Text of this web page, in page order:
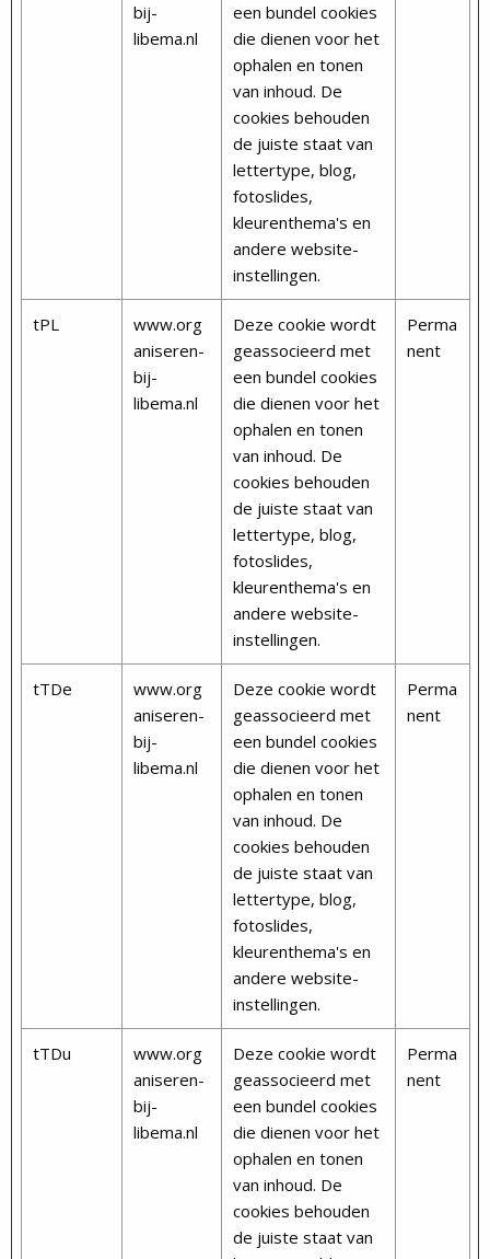
bij-
libema.nl
een bundel cookies
die dienen voor het
ophalen en tonen
van inhoud. De
cookies behouden
de juiste staat van
lettertype, blog,
fotoslides,
kleurenthema's en
andere website-
instellingen.
tPL
www.org
aniseren-
bij-
libema.nl
Deze cookie wordt
geassocieerd met
een bundel cookies
die dienen voor het
ophalen en tonen
van inhoud. De
cookies behouden
de juiste staat van
lettertype, blog,
fotoslides,
kleurenthema's en
andere website-
instellingen.
Perma
nent
tTDe
www.org
aniseren-
bij-
libema.nl
Deze cookie wordt
geassocieerd met
een bundel cookies
die dienen voor het
ophalen en tonen
van inhoud. De
cookies behouden
de juiste staat van
lettertype, blog,
fotoslides,
kleurenthema's en
andere website-
instellingen.
Perma
nent
tTDu
www.org
aniseren-
bij-
libema.nl
Deze cookie wordt
geassocieerd met
een bundel cookies
die dienen voor het
ophalen en tonen
van inhoud. De
cookies behouden
de juiste staat van
Perma
nent